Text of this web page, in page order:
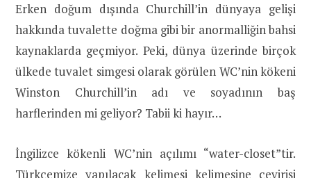
Erken doğum dışında Churchill’in dünyaya gelişi
hakkında tuvalette doğma gibi bir anormalliğin bahsi
kaynaklarda geçmiyor. Peki, dünya üzerinde birçok
ülkede tuvalet simgesi olarak görülen WC’nin kökeni
Winston Churchill’in adı ve soyadının baş
harflerinden mi geliyor? Tabii ki hayır…
İngilizce kökenli WC’nin açılımı “water-closet”tir.
Türkçemize yapılacak kelimesi kelimesine çevirisi